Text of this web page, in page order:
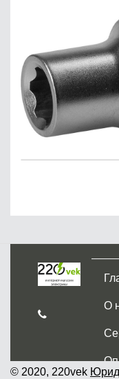
О
© 2020, 220vek